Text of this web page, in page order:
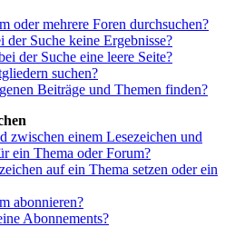
oder mehrere Foren durchsuchen?
der Suche keine Ergebnisse?
der Suche eine leere Seite?
suchen?
Beiträge und Themen finden?
zwischen einem Lesezeichen und
ein Thema oder Forum?
auf ein Thema setzen oder ein
abonnieren?
Abonnements?